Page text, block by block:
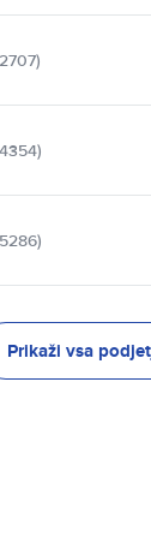
Prikaži vsa